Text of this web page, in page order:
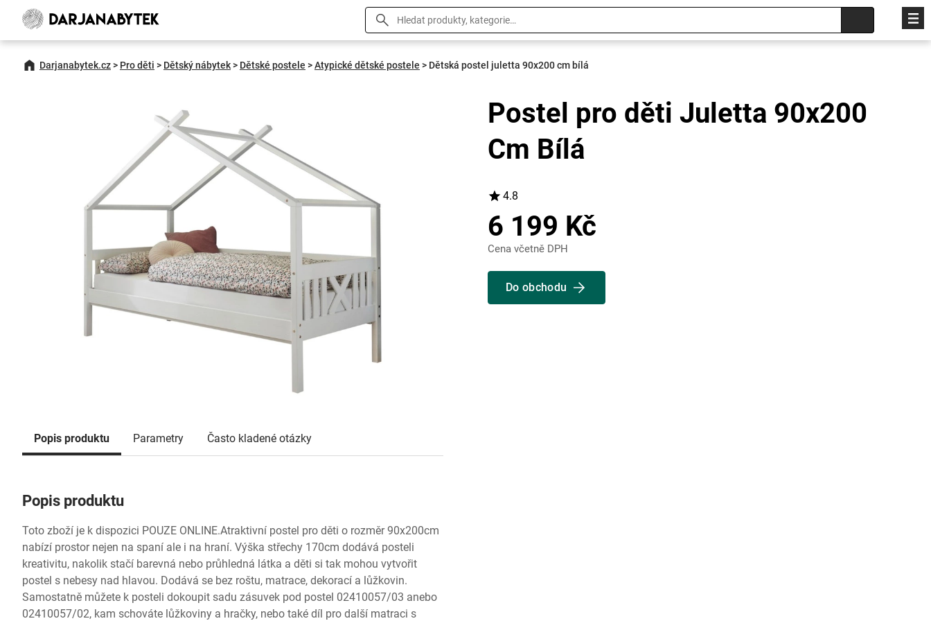
Darjanabytek.cz> Pro děti > Dětský nábytek> Dětské postele >Atypické dětské postele > Dětská postel juletta 90x200 cm bílá
Popis produktu Parametry Často kladené otázky
Popis produktu
Toto zboží je k dispozici POUZE ONLINE.Atraktivní postel pro děti o rozměr 90x200cm
nabízí prostor nejen na spaní ale i na hraní. Výška střechy 170cm dodává posteli
kreativitu, nakolik stačí barevná nebo průhledná látka a děti si tak mohou vytvořit
postel s nebesy nad hlavou. Dodává se bez roštu, matrace, dekorací a lůžkovin.
Samostatně můžete k posteli dokoupit sadu zásuvek pod postel 02410057/03 anebo
02410057/02, kam schováte lůžkoviny a hračky, nebo také díl pro další matraci s
Postel pro děti Juletta 90x200
Cm Bílá
4.8
6 199 Kč
Cena včetně DPH
Do obchodu